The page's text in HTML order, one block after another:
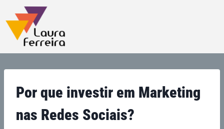
Por que investir em Marketing
nas Redes Sociais?